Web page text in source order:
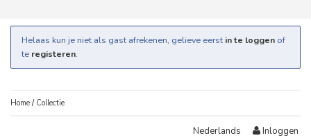
Helaas kun je niet als gast afrekenen, gelieve eerst in te loggen of
te registeren.
Home / Collectie
Nederlands Inloggen